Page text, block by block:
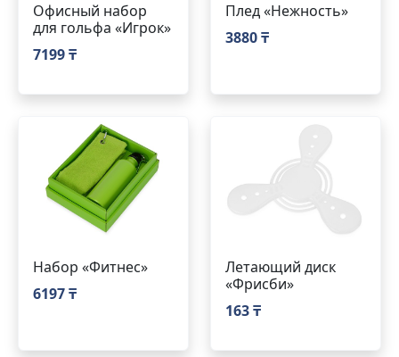
Офисный набор
для гольфа «Игрок»
7199 ₸
Плед «Нежность»
3880 ₸
Набор «Фитнес»
6197 ₸
Летающий диск
«Фрисби»
163 ₸